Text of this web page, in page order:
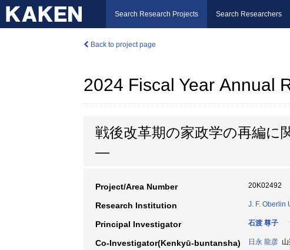
Search Research Projects Search Researchers
Back to project page
2024 Fiscal Year Annual
戦後改革期の家政学の再編に
―
Project/Area Number 20K02492
Research Institution J. F. Oberlin
Principal Investigator 石渡 尊子
Co-Investigator(Kenkyū-buntansha) 日永 龍彦